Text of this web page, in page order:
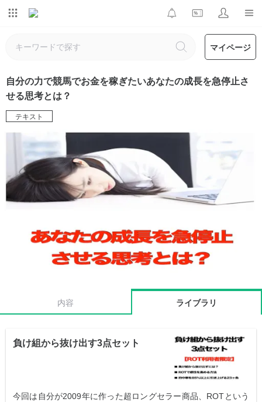
マイページ
自分の力で競馬でお金を稼ぎたいあなたの成長を急停止さ
せる思考とは？
テキスト
内容 ライブラリ
負け組から抜け出す3点セット
今回は自分が2009年に作った超ロングセラー商品、ROTという